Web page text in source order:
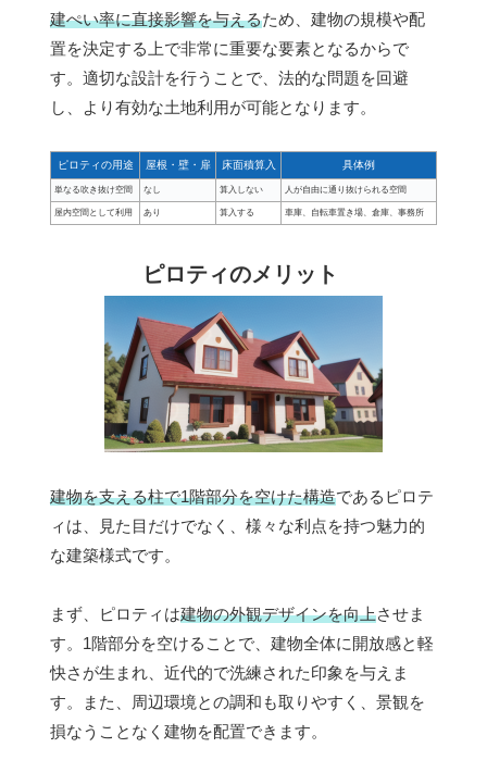
建ぺい率に直接影響を与えるため、建物の規模や配
置を決定する上で非常に重要な要素となるからで
す。適切な設計を行うことで、法的な問題を回避
し、より有効な土地利用が可能となります。
ピロティの用途 屋根・壁・扉 床面積算入 具体例
単なる吹き抜け空間 なし 算入しない 人が自由に通り抜けられる空間
屋内空間として利用 あり 算入する 車庫、自転車置き場、倉庫、事務所
ピロティのメリット
建物を支える柱で1階部分を空けた構造であるピロテ
ィは、見た目だけでなく、様々な利点を持つ魅力的
な建築様式です。
まず、ピロティは建物の外観デザインを向上させま
す。1階部分を空けることで、建物全体に開放感と軽
快さが生まれ、近代的で洗練された印象を与えま
す。また、周辺環境との調和も取りやすく、景観を
損なうことなく建物を配置できます。